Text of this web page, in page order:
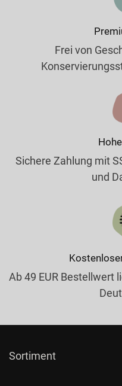
Frei von
Sichere Zahlung mit
und
Ab 49 EUR Bestellwert
Sortiment